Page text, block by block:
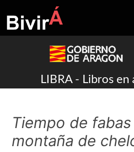
to
content
LIBRA - Libros en
Tiempo de
montaña de